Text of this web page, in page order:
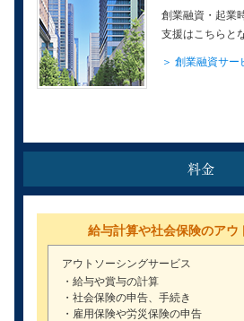
創業融資・起業
支援はこちらと
＞ 創業融資サー
給与計算や社会保険のアウ
アウトソーシングサービス
・給与や賞与の計算
・社会保険の申告、手続き
・雇用保険や労災保険の申告